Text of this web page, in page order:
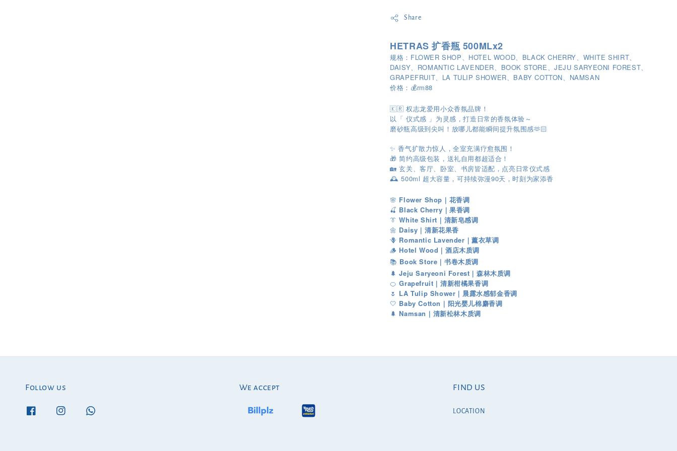
Share
HETRAS 扩香瓶 500MLx2
规格：FLOWER SHOP、HOTEL WOOD、BLACK CHERRY、WHITE SHIRT、
DAISY、ROMANTIC LAVENDER、BOOK STORE、JEJU SARYEONI FOREST、
GRAPEFRUIT、LA TULIP SHOWER、BABY COTTON、NAMSAN
价格：💰rm88
🇰🇷 权志龙爱用小众香氛品牌！
以「 仪式感 」为灵感，打造日常的香氛体验～
磨砂瓶高级到尖叫！放哪儿都能瞬间提升氛围感🫶🏻
✨ 香气扩散力惊人，全室充满疗愈氛围！
🎁 简约高级包装，送礼自用都超适合！
🏡 玄关、客厅、卧室、书房皆适配，点亮日常仪式感
🕰️ 500ml 超大容量，可持续弥漫90天，时刻为家添香
🌸 Flower Shop｜花香调
🍒 Black Cherry｜果香调
👔White Shirt｜清新皂感调
🌼 Daisy｜清新花果香
🪻 Romantic Lavender｜薰衣草调
🪵 Hotel Wood｜酒店木质调
📚 Book Store｜书卷木质调
🌲Jeju Saryeoni Forest｜森林木质调
🍊 Grapefruit｜清新柑橘果香调
🌷 LA Tulip Shower｜晨露水感郁金香调
🤍 Baby Cotton｜阳光婴儿棉麝香调
🌲 Namsan 清新松林木质调
Follow us We accept FIND US
LOCATION